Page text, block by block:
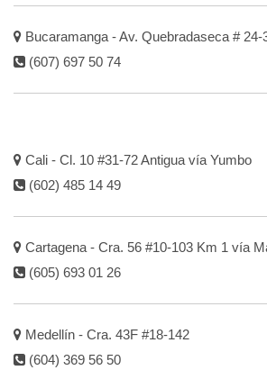
Bucaramanga - Av. Quebradaseca # 24-
(607) 697 50 74
Cali - Cl. 10 #31-72 Antigua vía Yumbo
(602) 485 14 49
Cartagena - Cra. 56 #10-103 Km 1 vía
(605) 693 01 26
Medellín - Cra. 43F #18-142
(604) 369 56 50